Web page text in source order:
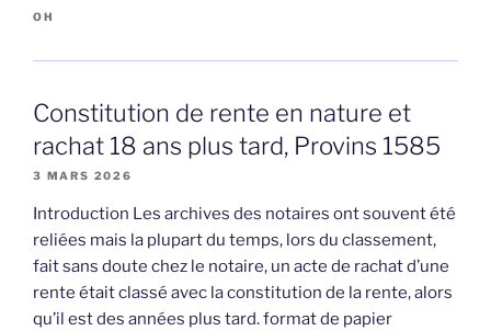
OH
Constitution de rente en nature et
rachat 18 ans plus tard, Provins 1585
3 MARS 2026
Introduction Les archives des notaires ont souvent été
reliées mais la plupart du temps, lors du classement,
fait sans doute chez le notaire, un acte de rachat d’une
rente était classé avec la constitution de la rente, alors
qu’il est des années plus tard. format de papier